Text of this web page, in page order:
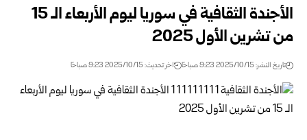
الأجندة الثقافية في سوريا ليوم الأربعاء الـ 15
من تشرين الأول 2025
تاريخ النشر: 2025/10/15 9:23 صباحًا اخر تحديث: 2025/10/15 9:23 صباحًا